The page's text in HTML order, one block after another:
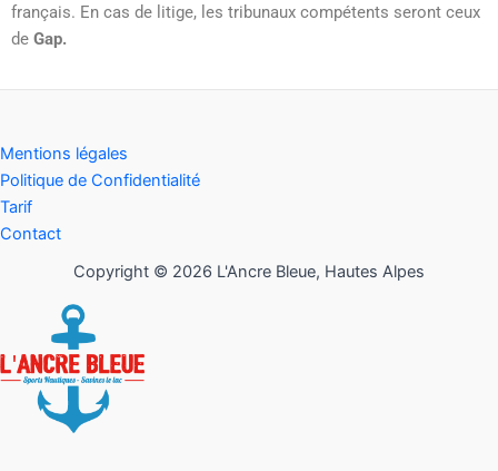
français. En cas de litige, les tribunaux compétents seront ceux
de Gap.
Mentions légales
Politique de Confidentialité
Tarif
Contact
Copyright © 2026 L'Ancre Bleue, Hautes Alpes